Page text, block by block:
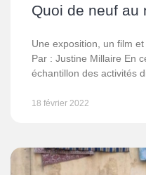
Quoi de neuf au
Une exposition, un film
Par : Justine Millaire En
échantillon des activités
18 février 2022